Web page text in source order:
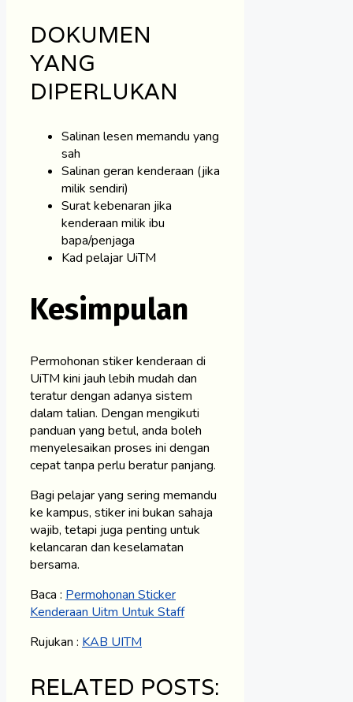
DOKUMEN
YANG
DIPERLUKAN
Salinan lesen memandu yang
sah
Salinan geran kenderaan (jika
milik sendiri)
Surat kebenaran jika
kenderaan milik ibu
bapa/penjaga
Kad pelajar UiTM
Kesimpulan
Permohonan stiker kenderaan di
UiTM kini jauh lebih mudah dan
teratur dengan adanya sistem
dalam talian. Dengan mengikuti
panduan yang betul, anda boleh
menyelesaikan proses ini dengan
cepat tanpa perlu beratur panjang.
Bagi pelajar yang sering memandu
ke kampus, stiker ini bukan sahaja
wajib, tetapi juga penting untuk
kelancaran dan keselamatan
bersama.
Baca : Permohonan Sticker
Kenderaan Uitm Untuk Staff
Rujukan : KAB UITM
RELATED POSTS: